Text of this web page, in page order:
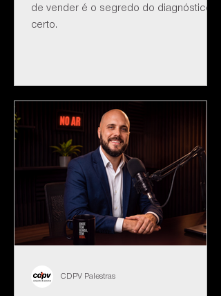
de vender é o segredo do diagnóstico
certo.
CDPV Palestras